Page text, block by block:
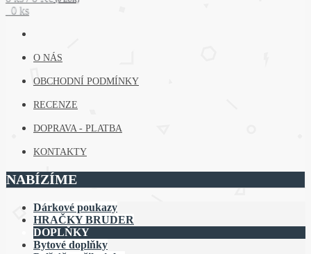
0 ks
O NÁS
OBCHODNÍ PODMÍNKY
RECENZE
DOPRAVA - PLATBA
KONTAKTY
NABÍZÍME
Dárkové poukazy
HRAČKY BRUDER
DOPLŇKY
Bytové doplňky